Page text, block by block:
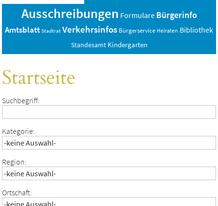
Ausschreibungen Formulare Bürgerinfo
Amtsblatt Stadtrat Verkehrsinfos Bürgerservice Heiraten Bibliothek
Standesamt Kindergarten
Startseite
Suchbegriff:
Kategorie:
Region:
Ortschaft: